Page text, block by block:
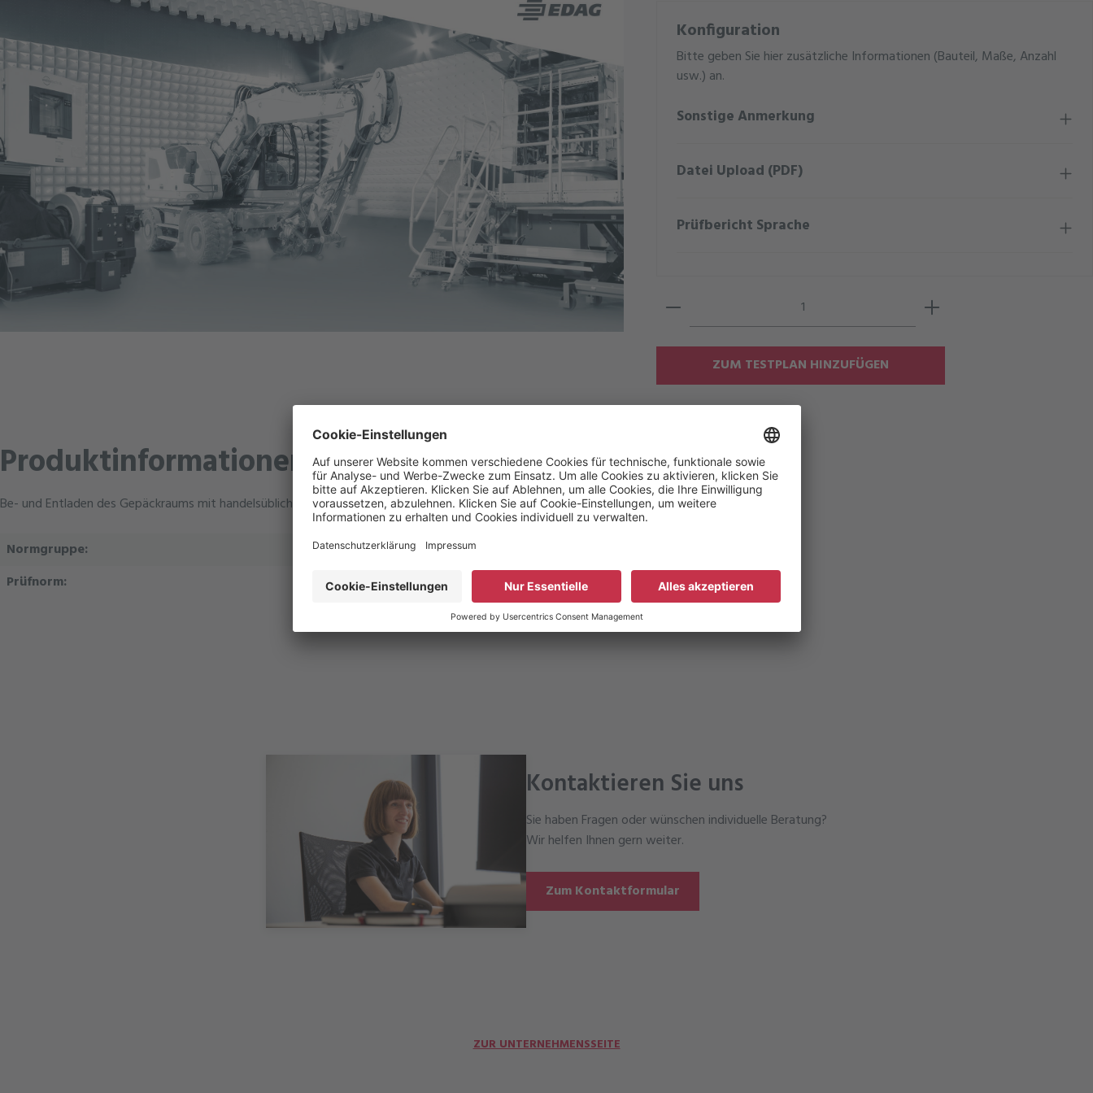
Konfiguration
Bitte geben Sie hier zusätzliche Informationen (Bauteil, Maße, Anzahl
usw.) an.
Sonstige Anmerkung
Datei Upload (PDF)
Prüfbericht Sprache
Produkt Anzahl: Gib den gewünschten Wert ein
ZUM TESTPLAN HINZUFÜGEN
Produktinformationen "Beladeversuch im Gepäckraum"
Be- und Entladen des Gepäckraums mit handelsüblichen Gütern
Normgruppe:
BMW
Prüfnorm:
PR373.1
Kontaktieren Sie uns
Sie haben Fragen oder wünschen individuelle Beratung?
Wir helfen Ihnen gern weiter.
Zum Kontaktformular
ZUR UNTERNEHMENSSEITE